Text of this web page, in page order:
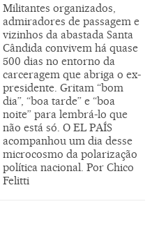
Militantes organizados,
admiradores de passagem e
vizinhos da abastada Santa
Cândida convivem há quase
500 dias no entorno da
carceragem que abriga o ex-
presidente. Gritam “bom
dia”, “boa tarde” e “boa
noite” para lembrá-lo que
não está só. O EL PAÍS
acompanhou um dia desse
microcosmo da polarização
política nacional. Por Chico
Felitti